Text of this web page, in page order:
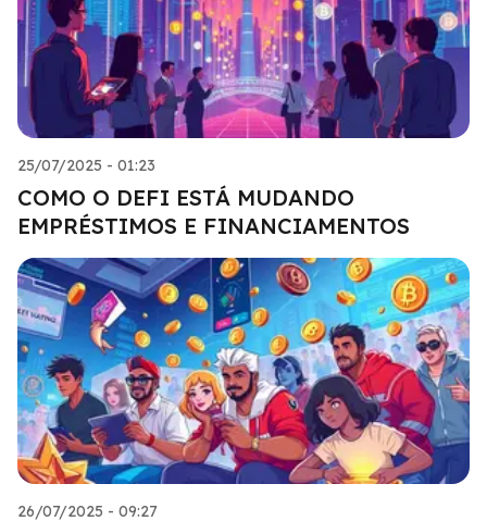
25/07/2025 - 01:23
COMO O DEFI ESTÁ MUDANDO
EMPRÉSTIMOS E FINANCIAMENTOS
26/07/2025 - 09:27